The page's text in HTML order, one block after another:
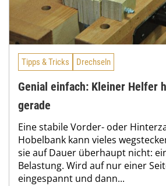
Tipps & Tricks Drechseln
Genial einfach: Kleiner Helfer
gerade
Eine stabile Vorder- oder
Hobelbank kann vieles
sie auf Dauer überhaupt nicht:
Belastung. Wird auf nur einer
eingespannt und dann...